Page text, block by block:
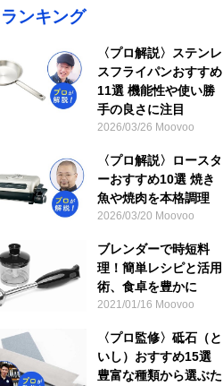
ランキング
〈プロ解説〉ステンレ
スフライパンおすすめ
11選 機能性や使い勝
手の良さに注目
2026/03/26 Moovoo
〈プロ解説〉ロースタ
ーおすすめ10選 焼き
魚や焼肉を本格調理
2026/03/20 Moovoo
ブレンダーで時短料
理！簡単レシピと活用
術、食卓を豊かに
2021/01/16 Moovoo
〈プロ監修〉砥石（と
いし）おすすめ15選
豊富な種類から選ぶた